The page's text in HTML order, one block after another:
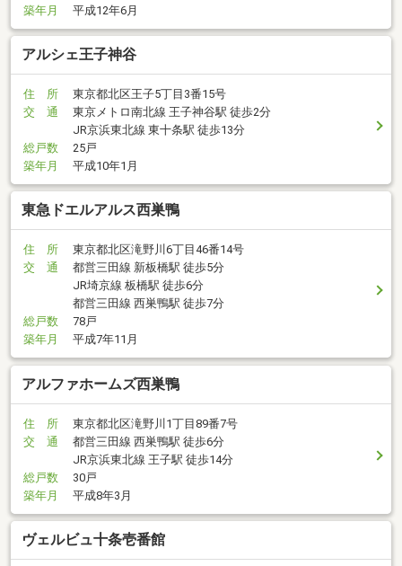
築年月
平成12年6月
アルシェ王子神谷
住 所
東京都北区王子5丁目3番15号
交 通
東京メトロ南北線 王子神谷駅 徒歩2分
JR京浜東北線 東十条駅 徒歩13分
総戸数
25戸
築年月
平成10年1月
東急ドエルアルス西巣鴨
住 所
東京都北区滝野川6丁目46番14号
交 通
都営三田線 新板橋駅 徒歩5分
JR埼京線 板橋駅 徒歩6分
都営三田線 西巣鴨駅 徒歩7分
総戸数
78戸
築年月
平成7年11月
アルファホームズ西巣鴨
住 所
東京都北区滝野川1丁目89番7号
交 通
都営三田線 西巣鴨駅 徒歩6分
JR京浜東北線 王子駅 徒歩14分
総戸数
30戸
築年月
平成8年3月
ヴェルビュ十条壱番館